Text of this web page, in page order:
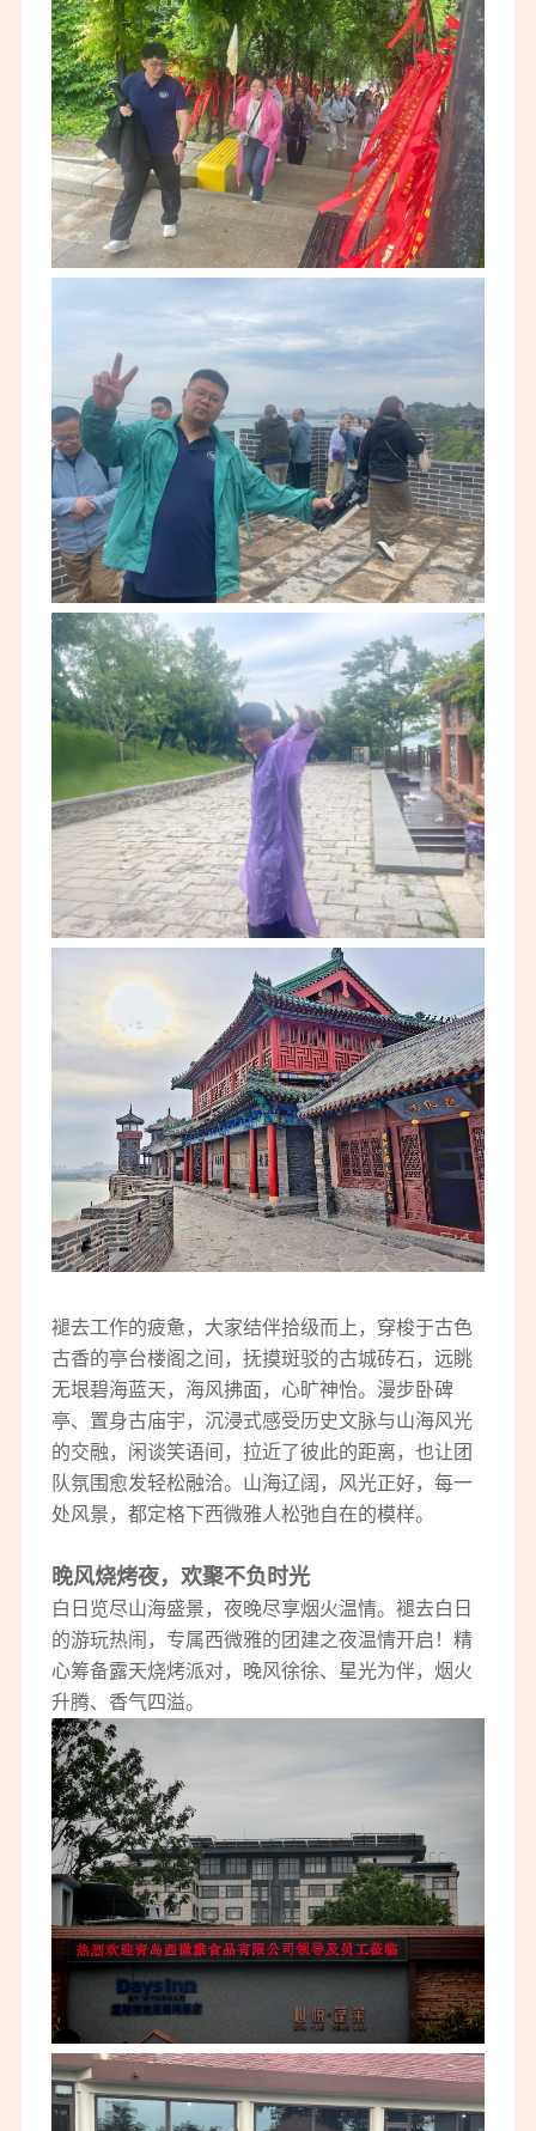
褪去工作的疲惫，大家结伴拾级而上，穿梭于古色
古香的亭台楼阁之间，抚摸斑驳的古城砖石，远眺
无垠碧海蓝天，海风拂面，心旷神怡。漫步卧碑
亭、置身古庙宇，沉浸式感受历史文脉与山海风光
的交融，闲谈笑语间，拉近了彼此的距离，也让团
队氛围愈发轻松融洽。山海辽阔，风光正好，每一
处风景，都定格下西微雅人松弛自在的模样。
晚风烧烤夜，欢聚不负时光
白日览尽山海盛景，夜晚尽享烟火温情。褪去白日
的游玩热闹，专属西微雅的团建之夜温情开启！精
心筹备露天烧烤派对，晚风徐徐、星光为伴，烟火
升腾、香气四溢。